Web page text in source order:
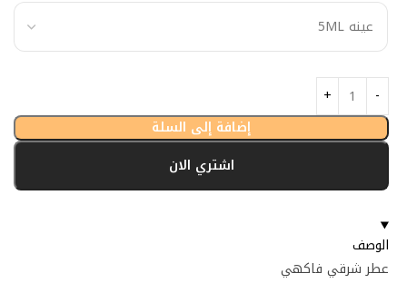
إضافة إلى السلة
اشتري الان
الوصف
عطر شرقي فاكهي